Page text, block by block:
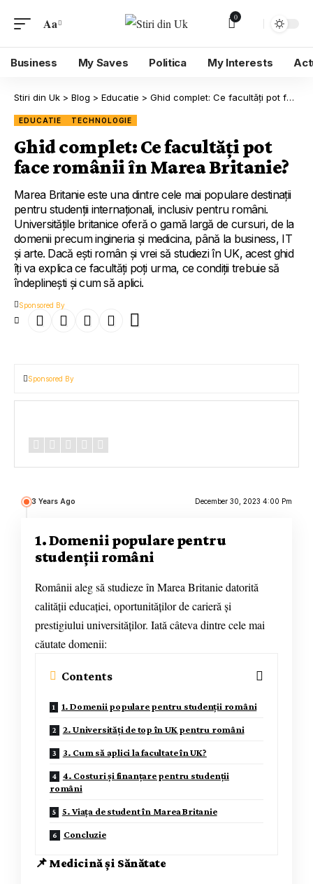
Aa 0
Business My Saves Politica My Interests
Stiri din Uk > Blog > Educatie > Ghid complet: Ce facultăți pot face românii în Marea Britanie?
EDUCATIE TECHNOLOGIE
Ghid complet: Ce facultăți pot
face românii în Marea Britanie?
Marea Britanie este una dintre cele mai populare destinații
pentru studenții internaționali, inclusiv pentru români.
Universitățile britanice oferă o gamă largă de cursuri, de la
domenii precum ingineria și medicina, până la business, IT
și arte. Dacă ești român și vrei să studiezi în UK, acest ghid
îți va explica ce facultăți poți urma, ce condiții trebuie să
îndeplinești și cum să aplici.
Sponsored By
Sponsored By
3 Years Ago December 30, 2023 4:00 Pm
1. Domenii populare pentru
studenții români
Românii aleg să studieze în Marea Britanie datorită
calității educației, oportunităților de carieră și
prestigiului universităților. Iată câteva dintre cele mai
căutate domenii:
Contents
1. Domenii populare pentru studenții români
2. Universități de top în UK pentru români
3. Cum să aplici la facultate în UK?
4. Costuri și finanțare pentru studenții
români
5. Viața de student în Marea Britanie
Concluzie
📌 Medicină și Sănătate